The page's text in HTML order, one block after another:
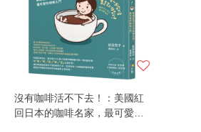
沒有咖啡活不下去！：美國紅
回日本的咖啡名家，最可愛的